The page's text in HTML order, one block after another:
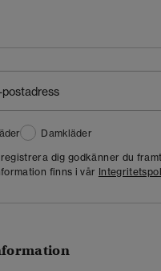
Damkläder
dig godkänner du
finns i vår